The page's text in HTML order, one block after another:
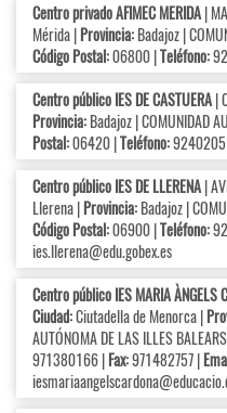
Centro privado AFIMEC MERIDA|
Mérida |Provincia:Badajoz |
Código Postal:06800 |Teléfono:
Centro público IES DE CASTUERA|
Provincia:Badajoz | COMUNIDAD
Postal:06420 |Teléfono:
Centro público IES DE LLERENA|
Llerena |Provincia:Badajoz |
Código Postal:06900 |Teléfono:
ies.llerena@edu.gobex.es
Centro público IES MARIA ÀNGELS
Ciudad:Ciutadella de Menorca |
AUTÓNOMA DE LAS ILLES
971380166 |Fax:971482757 |